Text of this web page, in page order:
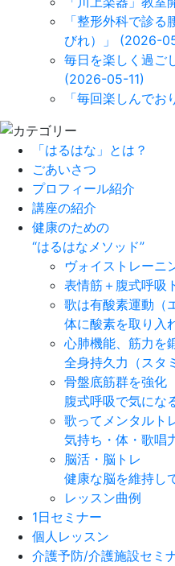
「整形外科で診
びれ）」 (2026-
毎日を楽しく過ご
(2026-05-11)
「毎回楽しんでお
「はるはな」とは？
ごあいさつ
プロフィール紹介
講座の紹介
健康のための
“はるはなメソッド”
ヴォイストレーニ
表情筋＋腹式呼吸
歌は有酸素運動（
体に酸素を取り入
心肺機能、筋力を
全身持久力（スタ
骨盤底筋群を強化
腹式呼吸で気にな
歌ってメンタルト
気持ち・体・歌唱
脳活・脳トレ
健康な脳を維持し
レッスン曲例
1日セミナー
個人レッスン
介護予防/介護施設セミ